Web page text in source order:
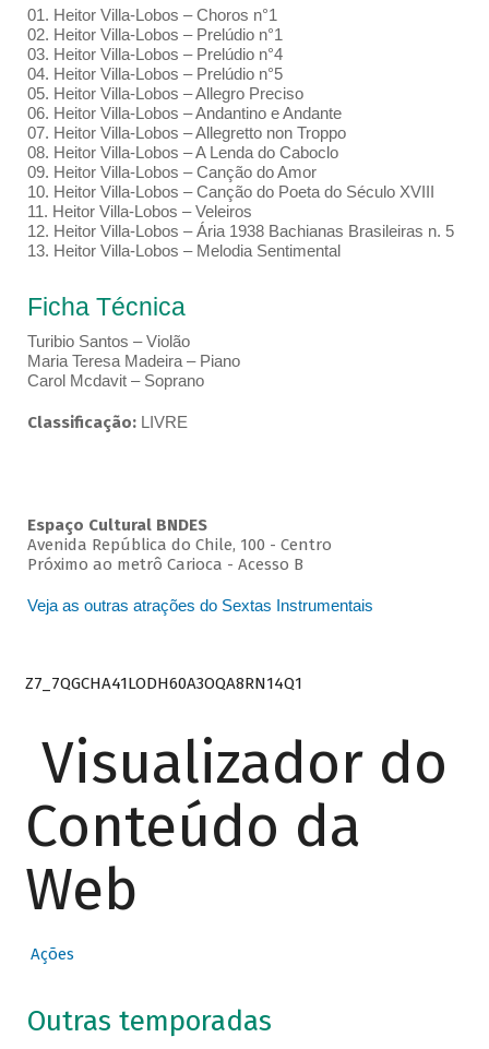
01. Heitor Villa-Lobos – Choros n°1
02. Heitor Villa-Lobos – Prelúdio n°1
03. Heitor Villa-Lobos – Prelúdio n°4
04. Heitor Villa-Lobos – Prelúdio n°5
05. Heitor Villa-Lobos – Allegro Preciso
06. Heitor Villa-Lobos – Andantino e Andante
07. Heitor Villa-Lobos – Allegretto non Troppo
08. Heitor Villa-Lobos – A Lenda do Caboclo
09. Heitor Villa-Lobos – Canção do Amor
10. Heitor Villa-Lobos – Canção do Poeta do Século XVIII
11. Heitor Villa-Lobos – Veleiros
12. Heitor Villa-Lobos – Ária 1938 Bachianas Brasileiras n. 5
13. Heitor Villa-Lobos – Melodia Sentimental
Ficha Técnica
Turibio Santos – Violão
Maria Teresa Madeira – Piano
Carol Mcdavit – Soprano
Classificação: LIVRE
Espaço Cultural BNDES
Avenida República do Chile, 100 - Centro
Próximo ao metrô Carioca - Acesso B
Veja as outras atrações do Sextas Instrumentais
Z7_7QGCHA41LODH60A3OQA8RN14Q1
Visualizador do
Conteúdo da
Web
Ações
Outras temporadas